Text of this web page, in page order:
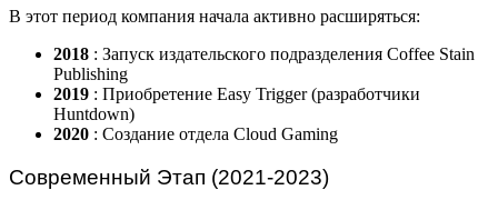
В этот период компания начала активно расширяться:
2018 : Запуск издательского подразделения Coffee Stain
Publishing
2019 : Приобретение Easy Trigger (разработчики
Huntdown)
2020 : Создание отдела Cloud Gaming
Современный Этап (2021-2023)